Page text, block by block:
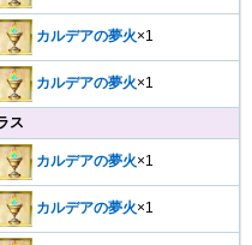
カルデアの夢火×1
カルデアの夢火×1
ス
カルデアの夢火×1
カルデアの夢火×1